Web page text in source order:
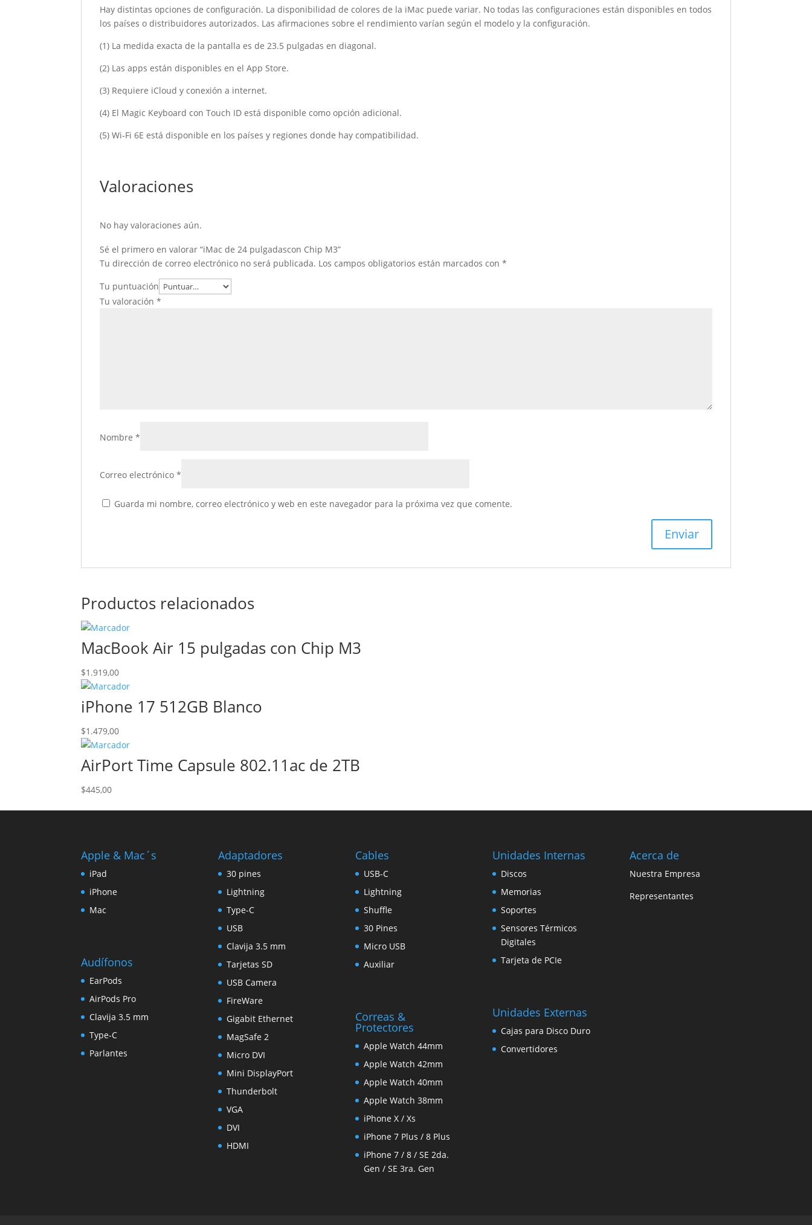
Hay distintas opciones de configuración. La disponibilidad de colores de la iMac puede variar. No todas las configuraciones están disponibles en todos
los países o distribuidores autorizados. Las afirmaciones sobre el rendimiento varían según el modelo y la configuración.
(1) La medida exacta de la pantalla es de 23.5 pulgadas en diagonal.
(2) Las apps están disponibles en el App Store.
(3) Requiere iCloud y conexión a internet.
(4) El Magic Keyboard con Touch ID está disponible como opción adicional.
(5) Wi‐Fi 6E está disponible en los países y regiones donde hay compatibilidad.
Valoraciones
No hay valoraciones aún.
Sé el primero en valorar “iMac de 24 pulgadascon Chip M3”
Tu dirección de correo electrónico no será publicada. Los campos obligatorios están marcados con*
Tu puntuación
Tu valoración*
Nombre*
Correo electrónico*
Guarda mi nombre, correo electrónico y web en este navegador para la próxima vez que comente.
Productos relacionados
MacBook Air 15 pulgadas con Chip M3
$1.919,00
iPhone 17 512GB Blanco
$1.479,00
AirPort Time Capsule 802.11ac de 2TB
$445,00
Apple & Mac´s
iPad
iPhone
Mac
Audífonos
EarPods
AirPods Pro
Clavija 3.5 mm
Type-C
Parlantes
Adaptadores
30 pines
Lightning
Type-C
USB
Clavija 3.5 mm
Tarjetas SD
USB Camera
FireWare
Gigabit Ethernet
MagSafe 2
Micro DVI
Mini DisplayPort
Thunderbolt
VGA
DVI
HDMI
Cables
USB-C
Lightning
Shuffle
30 Pines
Micro USB
Auxiliar
Correas &
Protectores
Apple Watch 44mm
Apple Watch 42mm
Apple Watch 40mm
Apple Watch 38mm
iPhone X / Xs
iPhone 7 Plus / 8 Plus
iPhone 7 / 8 / SE 2da.
Gen / SE 3ra. Gen
Unidades Internas
Discos
Memorias
Soportes
Sensores Térmicos
Digitales
Tarjeta de PCIe
Unidades Externas
Cajas para Disco Duro
Convertidores
Acerca de
Nuestra Empresa
Representantes